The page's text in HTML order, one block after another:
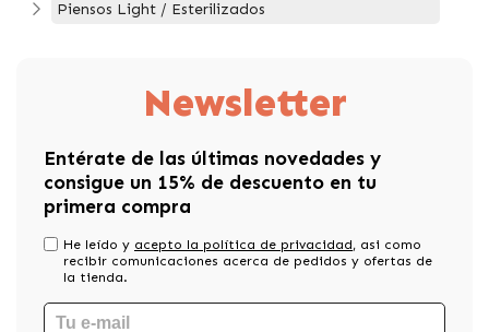
Piensos Light / Esterilizados
Newsletter
Entérate de las últimas novedades y
consigue un 15% de descuento en tu
primera compra
He leído y acepto la política de privacidad, asi como
recibir comunicaciones acerca de pedidos y ofertas de
la tienda.